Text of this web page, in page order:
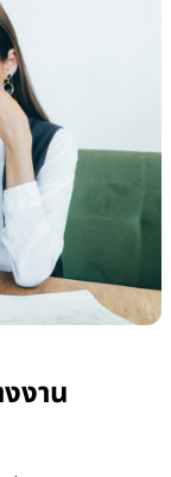
ระกันสังคมกี่บาท?
นกี่เดือน
น
กี่วัน?
อเปล่า?
?
?​
งาน